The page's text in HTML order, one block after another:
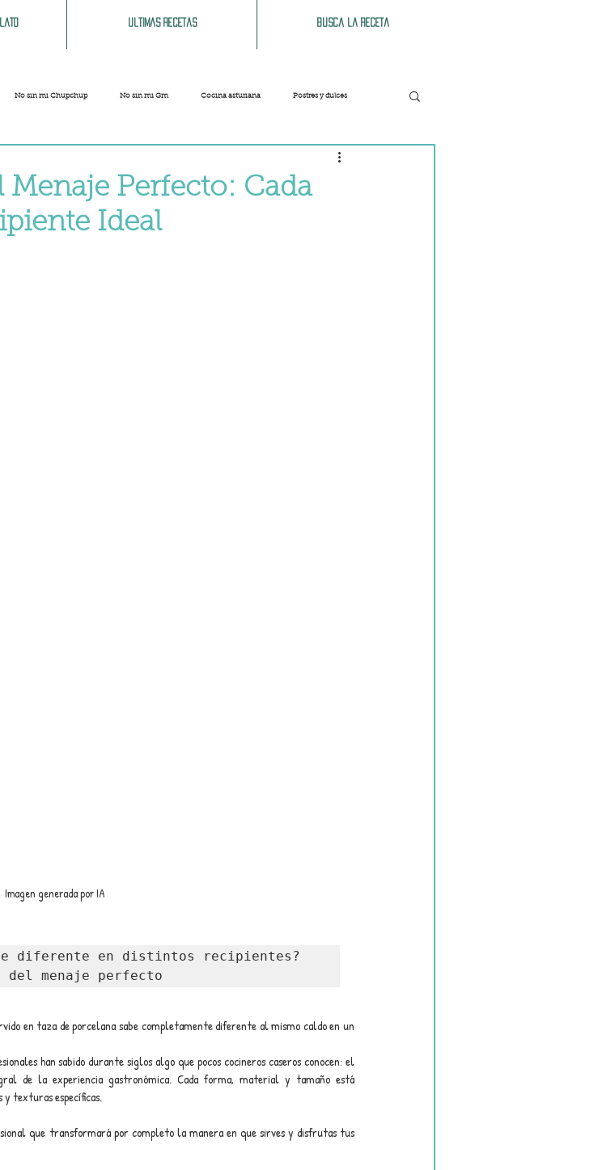
Busca la receta
Ultimas recetas
No sin mi Chupchup No sin mi Gm Cocina asturiana Postres y dulces
Bebidas
cochina Vegano Sandwich, bocatas, pizzas...
Perfecto: Cada
Ideal
Imagen generada por IA
diferente en distintos recipientes?
menaje perfecto
en taza de porcelana sabe completamente diferente al mismo caldo en un
han sabido durante siglos algo que pocos cocineros caseros conocen: el
de la experiencia gastronómica. Cada forma, material y tamaño está
y texturas específicas.
que transformará por completo la manera en que sirves y disfrutas tus